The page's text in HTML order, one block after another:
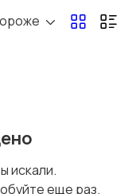
искали.
еще раз.